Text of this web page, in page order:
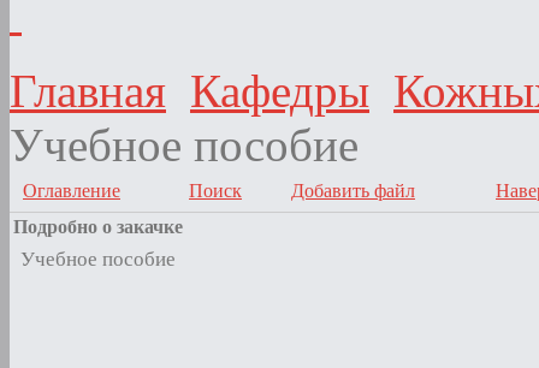
Главная Кафедры
Учебное пособие
Оглавление Поиск Добавить файл
Подробно о закачке
Учебное пособие